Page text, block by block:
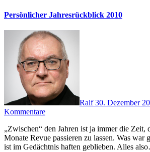
Persönlicher Jahresrückblick 2010
Ralf30. Dezember
Kommentare
„Zwischen“ den Jahren ist ja immer die Zeit, die vergangenen 12
Monate Revue passieren zu lassen. Was war
ist im Gedächtnis haften geblieben. Alles